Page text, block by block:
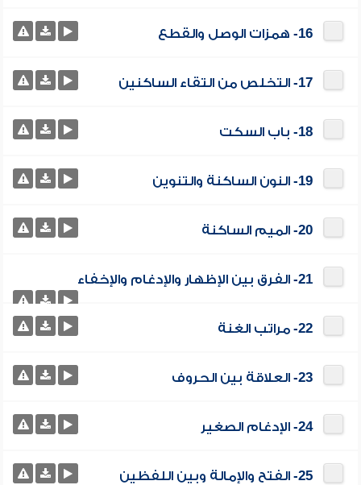
16- همزات الوصل والقطع
17- التخلص من التقاء الساكنين
18- باب السكت
19- النون الساكنة والتنوين
20- الميم الساكنة
21- الفرق بين الإظهار والإدغام والإخفاء
22- مراتب الغنة
23- العلاقة بين الحروف
24- الإدغام الصغير
25- الفتح والإمالة وبين اللفظين